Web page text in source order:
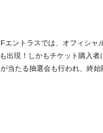
エントラスでは、オフィシャ
出現！しかもチケット購入者
当たる抽選会も行われ、終始